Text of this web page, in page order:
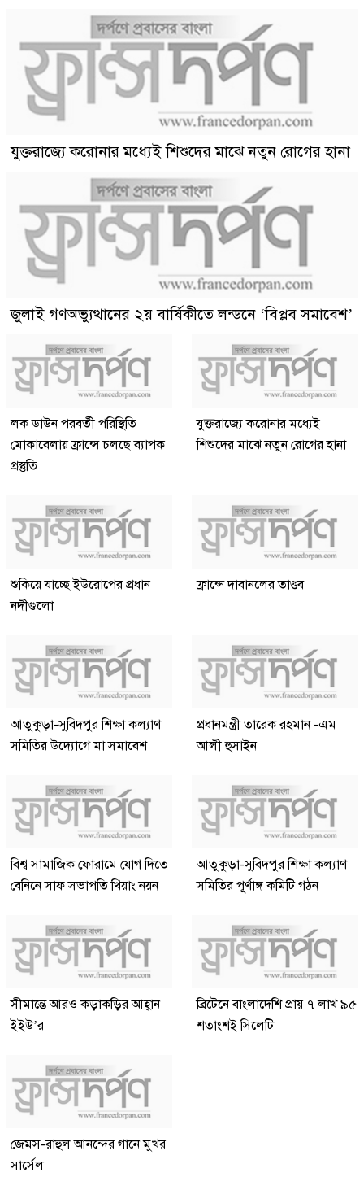
যুক্তরাজ্যে করোনার মধ্যেই শিশুদের মাঝে নতুন রোগের হানা
জুলাই গণঅভ্যুত্থানের ২য় বার্ষিকীতে লন্ডনে ‘বিপ্লব সমাবেশ’
লক ডাউন পরবর্তী পরিস্থিতি
মোকাবেলায় ফ্রান্সে চলছে ব্যাপক
প্রস্তুতি
যুক্তরাজ্যে করোনার মধ্যেই
শিশুদের মাঝে নতুন রোগের হানা
শুকিয়ে যাচ্ছে ইউরোপের প্রধান
নদীগুলো
ফ্রান্সে দাবানলের তাণ্ডব
আতুকুড়া-সুবিদপুর শিক্ষা কল্যাণ
সমিতির উদ্যোগে মা সমাবেশ
প্রধানমন্ত্রী তারেক রহমান -এম
আলী হুসাইন
বিশ্ব সামাজিক ফোরামে যোগ দিতে
বেনিনে সাফ সভাপতি খিয়াং নয়ন
আতুকুড়া-সুবিদপুর শিক্ষা কল্যাণ
সমিতির পূর্ণাঙ্গ কমিটি গঠন
সীমান্তে আরও কড়াকড়ির আহ্বান
ইইউ’র
ব্রিটেনে বাংলাদেশি প্রায় ৭ লাখ ৯৫
শতাংশই সিলেটি
জেমস-রাহুল আনন্দের গানে মুখর
সার্সেল